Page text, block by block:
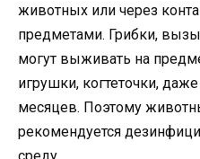
животных или через
предметами. Грибки,
могут выживать на
игрушки, когтеточки,
месяцев. Поэтому
рекомендуется